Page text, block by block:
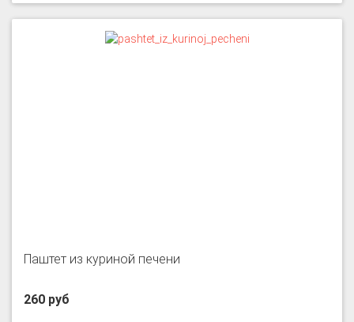
Паштет из куриной печени
260 руб